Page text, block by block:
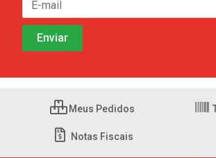
Meus Pedidos
Notas Fiscais